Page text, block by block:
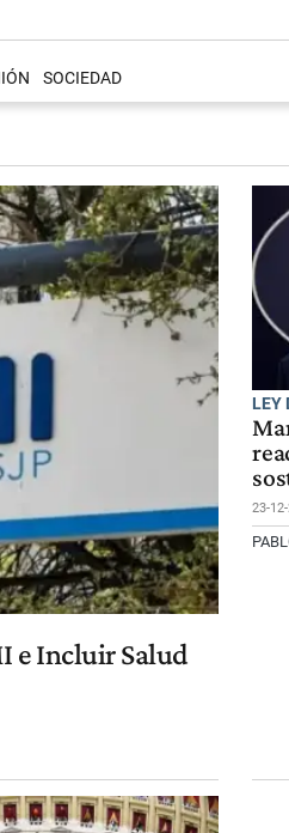
SOCIEDAD
e Incluir Salud
LEY
23-